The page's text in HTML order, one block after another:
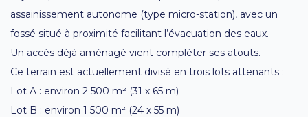
assainissement autonome (type micro-station), avec un
fossé situé à proximité facilitant l’évacuation des eaux.
Un accès déjà aménagé vient compléter ses atouts.
Ce terrain est actuellement divisé en trois lots attenants :
Lot A : environ 2 500 m² (31 x 65 m)
Lot B : environ 1 500 m² (24 x 55 m)